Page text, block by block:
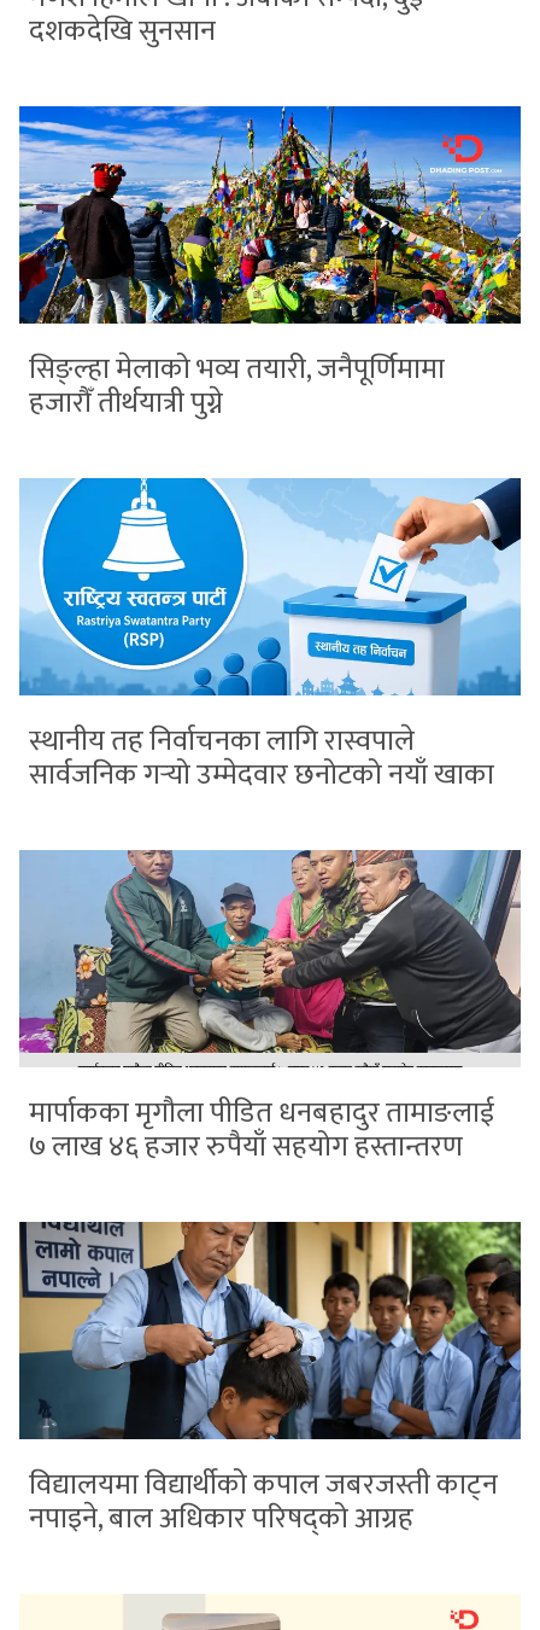
दशकदेखि सुनसान
सिङ्ल्हा मेलाको भव्य तयारी, जनैपूर्णिमामा
हजारौँ तीर्थयात्री पुग्ने
स्थानीय तह निर्वाचनका लागि रास्वपाले
सार्वजनिक गर्‍यो उम्मेदवार छनोटको नयाँ खाका
मार्पाकका मृगौला पीडित धनबहादुर तामाङलाई
७ लाख ४६ हजार रुपैयाँ सहयोग हस्तान्तरण
विद्यालयमा विद्यार्थीको कपाल जबरजस्ती काट्न
नपाइने, बाल अधिकार परिषद्को आग्रह